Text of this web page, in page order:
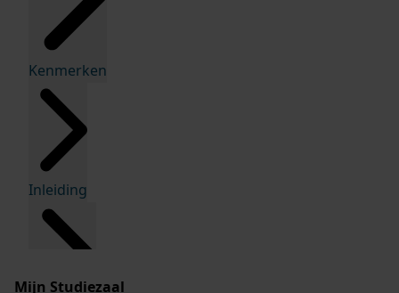
Kenmerken
Inleiding
Mijn Studiezaal